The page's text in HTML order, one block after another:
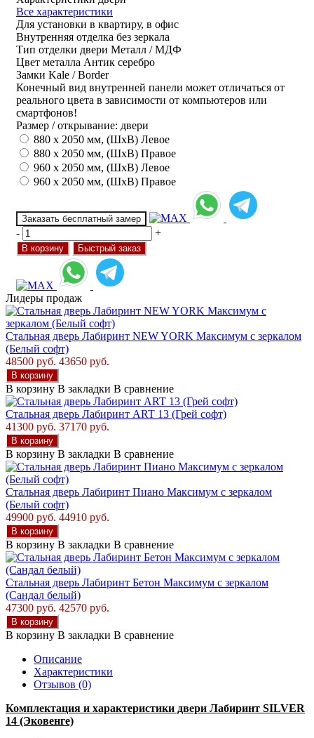
Все характеристики
Для установки в квартиру, в офис
Внутренняя отделка без зеркала
Тип отделки двери Металл / МДФ
Цвет металла Антик серебро
Замки Kale / Border
Конечный вид внутренней панели может отличаться от
реального цвета в зависимости от компьютеров или
смартфонов!
Размер / открывание: двери
880 х 2050 мм, (ШхВ) Левое
880 х 2050 мм, (ШхВ) Правое
960 х 2050 мм, (ШхВ) Левое
960 х 2050 мм, (ШхВ) Правое
Заказать бесплатный замер
- +
В корзину Быстрый заказ
Лидеры продаж
Стальная дверь Лабиринт NEW YORK Максимум с зеркалом
(Белый софт)
48500 руб. 43650 руб.
В корзину
В корзину В закладки В сравнение
Стальная дверь Лабиринт ART 13 (Грей софт)
41300 руб. 37170 руб.
В корзину
В корзину В закладки В сравнение
Стальная дверь Лабиринт Пиано Максимум с зеркалом
(Белый софт)
49900 руб. 44910 руб.
В корзину
В корзину В закладки В сравнение
Стальная дверь Лабиринт Бетон Максимум с зеркалом
(Сандал белый)
47300 руб. 42570 руб.
В корзину
В корзину В закладки В сравнение
Описание
Характеристики
Отзывов (0)
Комплектация и характеристики двери Лабиринт SILVER
14 (Эковенге)